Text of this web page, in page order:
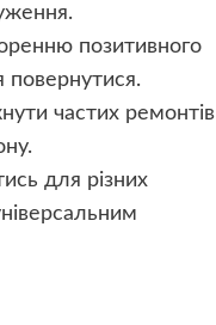
позитивного
повернутися.
частих ремонтів
для різних